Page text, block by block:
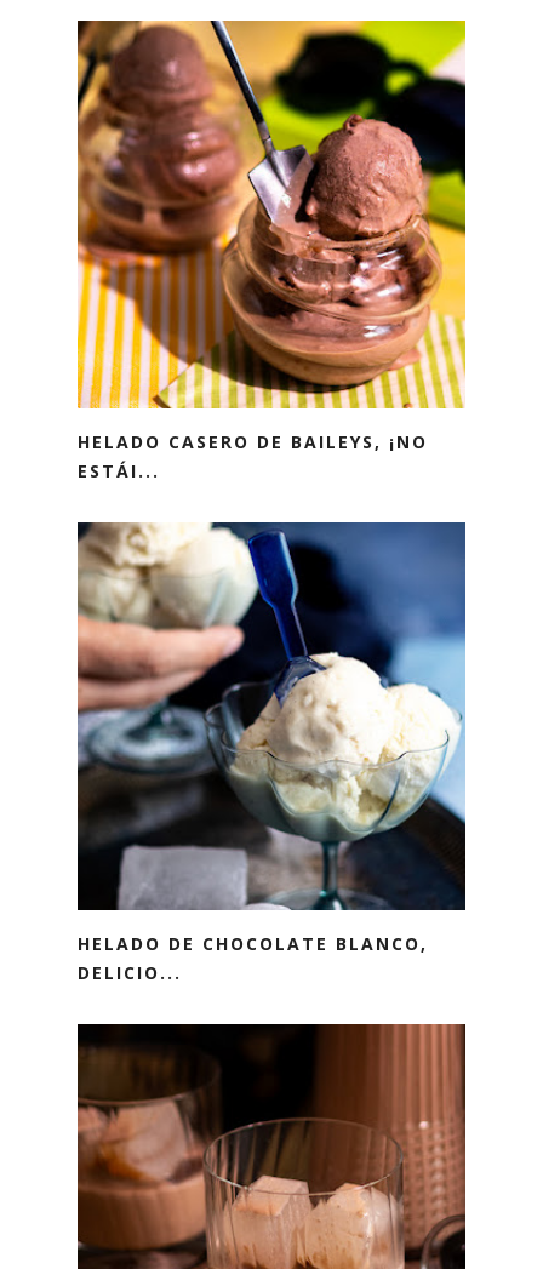
HELADO CASERO DE BAILEYS, ¡NO
ESTÁI...
HELADO DE CHOCOLATE BLANCO,
DELICIO...